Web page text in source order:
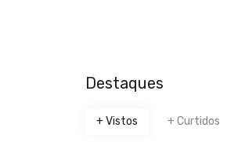
Destaques
+ Vistos + Curtidos